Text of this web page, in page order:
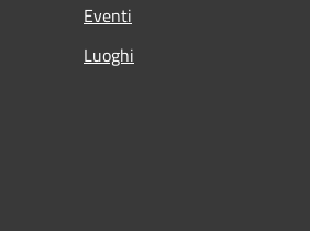
Eventi
Luoghi